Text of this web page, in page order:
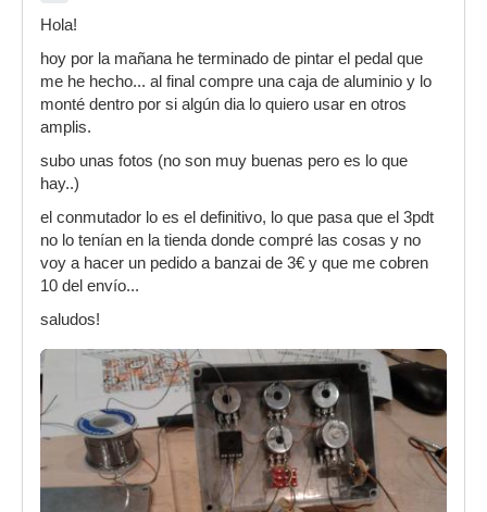
Hola!
hoy por la mañana he terminado de pintar el pedal que
me he hecho... al final compre una caja de aluminio y lo
monté dentro por si algún dia lo quiero usar en otros
amplis.
subo unas fotos (no son muy buenas pero es lo que
hay..)
el conmutador lo es el definitivo, lo que pasa que el 3pdt
no lo tenían en la tienda donde compré las cosas y no
voy a hacer un pedido a banzai de 3€ y que me cobren
10 del envío...
saludos!